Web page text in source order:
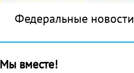
Федеральные новости
Мы вместе!